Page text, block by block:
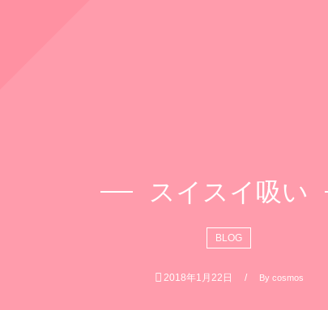
スイスイ吸い
BLOG
2018年1月22日 Bycosmos